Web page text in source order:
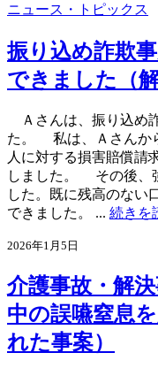
ニュース・トピックス
振り込め詐欺
できました（
Ａさんは、振り込め
た。 私は、Ａさんか
人に対する損害賠償請
しました。 その後、
した。既に残高のない
できました。 ... 続きを
2026年1月5日
介護事故・解
中の誤嚥窒息
れた事案）